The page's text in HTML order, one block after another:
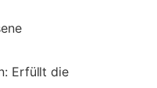
Erfüllt die